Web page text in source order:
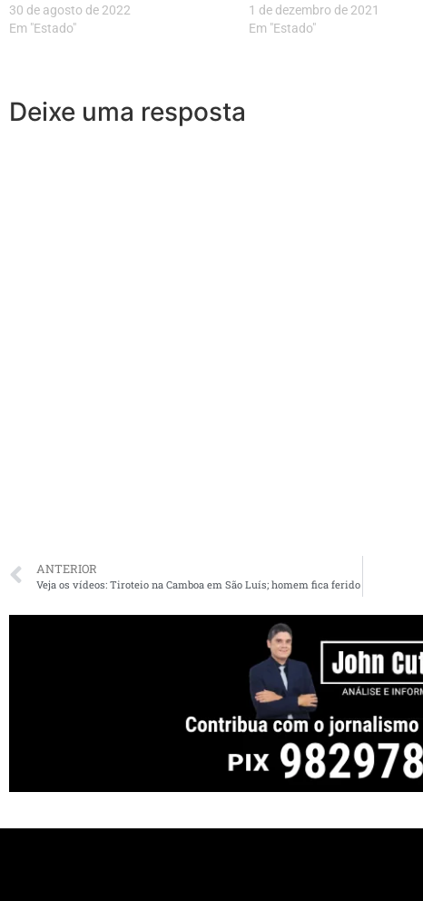
30 de agosto de 2022
Em "Estado"
1 de dezembro de 2021
Em "Estado"
Deixe uma resposta
ANTERIOR
Veja os vídeos: Tiroteio na Camboa em São Luís; homem fica ferido